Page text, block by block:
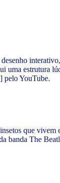
uma estrutura
pelo YouTube.
que vivem
banda The